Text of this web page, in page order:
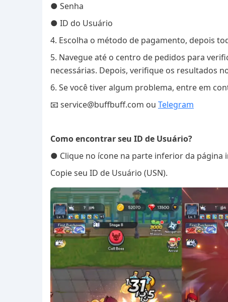
● Senha
● ID do Usuário
4. Escolha o método de pagamento, depois
5. Navegue até o centro de pedidos para
necessárias. Depois, verifique os resultados
6. Se você tiver algum problema, entre em
📧 service@buffbuff.com ou Telegram
Como encontrar seu ID de Usuário?
● Clique no ícone na parte inferior da página
Copie seu ID de Usuário (USN).